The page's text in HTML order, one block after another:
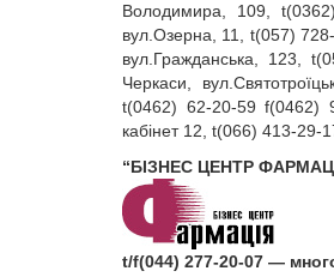
Володимира, 109,
вул.Озерна, 11, t(057)
вул.Гражданська, 123,
Черкаси,
t(0462) 62‑20‑59 f(0462)
кабінет 12, t(066)
“БІЗНЕС ЦЕНТР
t/f(044) 277-20-07 —